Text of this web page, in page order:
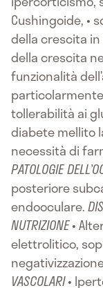
Cushingoide, •
della crescita
della crescita
funzionalità
tollerabilità ai
diabete mellito
necessità di
PATOLOGIE
posteriore
endooculare.
NUTRIZIONE•
elettrolitico,
VASCOLARI•